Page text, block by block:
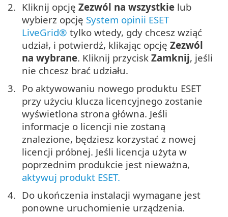
Kliknij opcję Zezwól na wszystkie lub
wybierz opcję System opinii ESET
LiveGrid® tylko wtedy, gdy chcesz wziąć
udział, i potwierdź, klikając opcję Zezwól
na wybrane. Kliknij przycisk Zamknij, jeśli
nie chcesz brać udziału.
Po aktywowaniu nowego produktu ESET
przy użyciu klucza licencyjnego zostanie
wyświetlona strona główna. Jeśli
informacje o licencji nie zostaną
znalezione, będziesz korzystać z nowej
licencji próbnej. Jeśli licencja użyta w
poprzednim produkcie jest nieważna,
aktywuj produkt ESET.
Do ukończenia instalacji wymagane jest
ponowne uruchomienie urządzenia.